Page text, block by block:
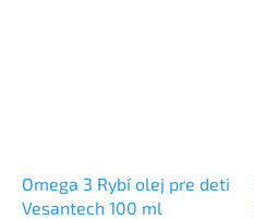
Omega 3 Rybí olej pre deti
Vesantech 100 ml